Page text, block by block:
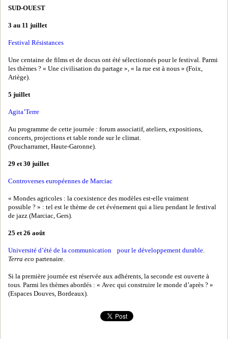
SUD-OUEST
3 au 11 juillet
Festival Résistances
Une centaine de films et de docus ont été sélectionnés pour le festival. Parmi
les thèmes ? « Une civilisation du partage », « la rue est à nous » (Foix,
Ariège).
5 juillet
Agita’Terre
Au programme de cette journée : forum associatif, ateliers, expositions,
concerts, projections et table ronde sur le climat.
(Poucharramet, Haute-Garonne).
29 et 30 juillet
Controverses européennes de Marciac
« Mondes agricoles : la coexistence des modèles est-elle vraiment
possible ? » : tel est le thème de cet événement qui a lieu pendant le festival
de jazz (Marciac, Gers).
25 et 26 août
Université d’été de la communication pour le développement durable.
Terra eco partenaire.
Si la première journée est réservée aux adhérents, la seconde est ouverte à
tous. Parmi les thèmes abordés : « Avec qui construire le monde d’après ? »
(Espaces Douves, Bordeaux).